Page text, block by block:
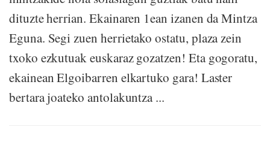
dituzte herrian. Ekainaren 1ean izanen da Mintza
Eguna. Segi zuen herrietako ostatu, plaza zein
txoko ezkutuak euskaraz gozatzen! Eta gogoratu,
ekainean Elgoibarren elkartuko gara! Laster
bertara joateko antolakuntza ...